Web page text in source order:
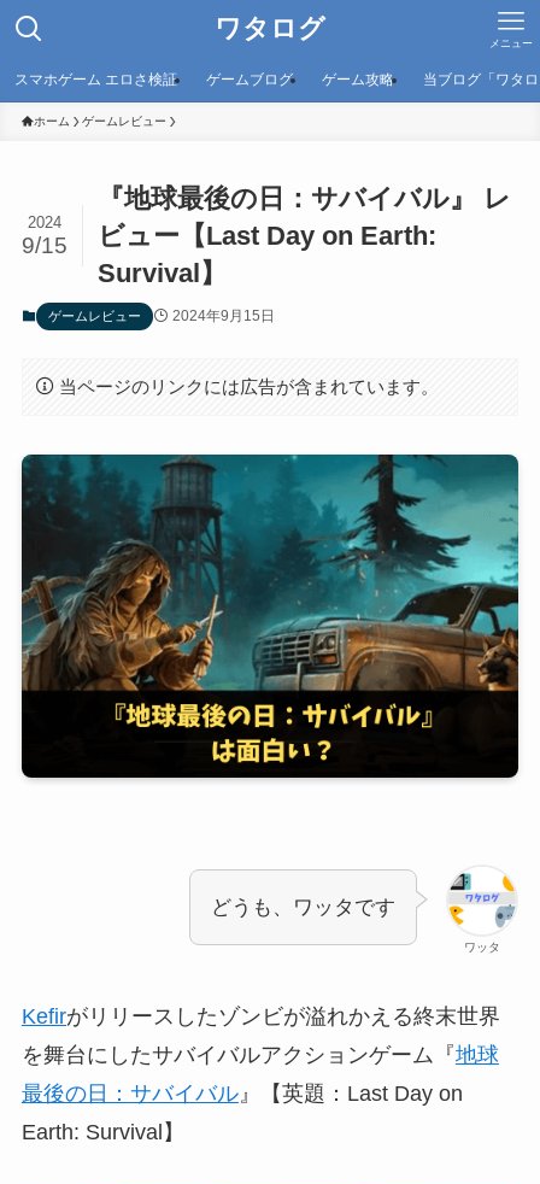
ワタログ メニュー
スマホゲーム エロさ検証 ゲームブログ ゲーム攻略 当ブログ「ワタ
ホーム ゲームレビュー
『地球最後の日：サバイバル』 レ
ビュー【Last Day on Earth:
Survival】
2024
9/15
ゲームレビュー 2024年9月15日
当ページのリンクには広告が含まれています。
ワッタ
どうも、ワッタです
Kefirがリリースしたゾンビが溢れかえる終末世界
を舞台にしたサバイバルアクションゲーム『地球
最後の日：サバイバル』【英題：Last Day on
Earth: Survival】